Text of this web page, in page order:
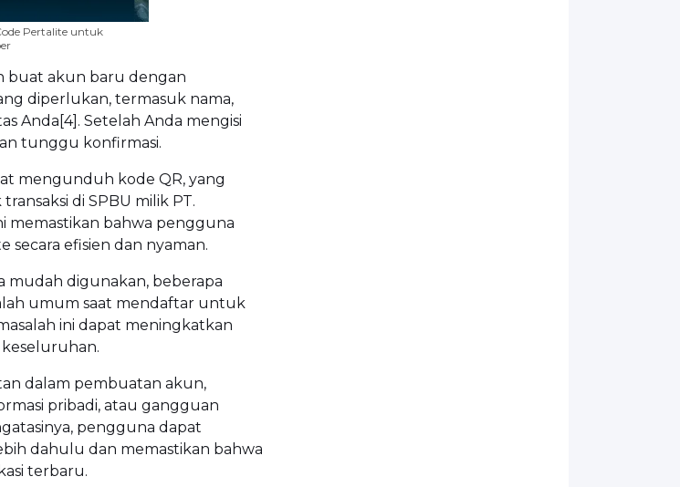
Pertalite untuk
buat akun baru dengan
diperlukan, termasuk nama,
Anda[4]. Setelah Anda mengisi
tunggu konfirmasi.
mengunduh kode QR, yang
di SPBU milik PT.
memastikan bahwa pengguna
secara efisien dan nyaman.
mudah digunakan, beberapa
umum saat mendaftar untuk
ini dapat meningkatkan
dalam pembuatan akun,
pribadi, atau gangguan
pengguna dapat
dahulu dan memastikan bahwa
terbaru.